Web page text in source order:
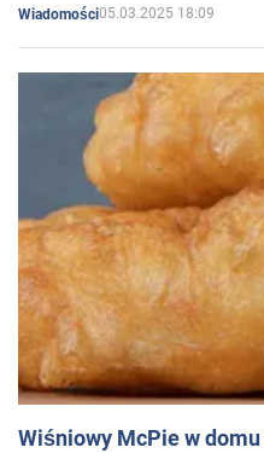
Wiadomości05.03.2025 18:09
Wiśniowy McPie w